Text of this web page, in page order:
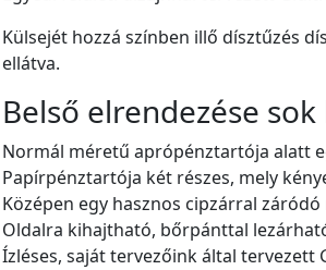
Külsejét hozzá színben illő dísztűzés
ellátva.
Belső elrendezése
Normál méretű aprópénztartója alatt
Papírpénztartója két részes, mely
Középen egy hasznos cipzárral
Oldalra kihajtható, bőrpánttal
Ízléses, saját tervezőink által